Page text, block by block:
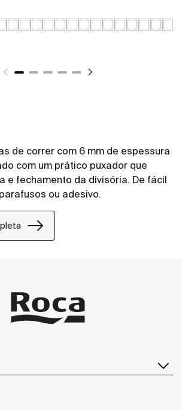
de correr com 6 mm de espessura
com um prático puxador que
e fechamento da divisória. De fácil
ou adesivo.